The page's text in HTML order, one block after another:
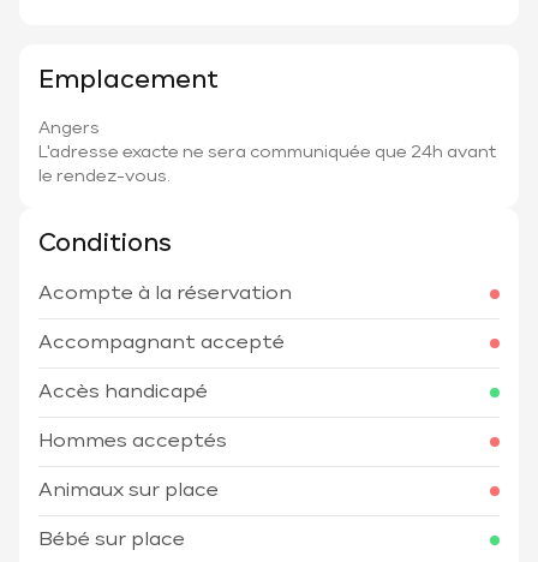
Emplacement
Angers
L'adresse exacte ne sera communiquée que 24h avant
le rendez-vous.
Conditions
Acompte à la réservation
Accompagnant accepté
Accès handicapé
Hommes acceptés
Animaux sur place
Bébé sur place